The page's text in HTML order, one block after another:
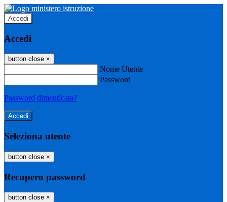
Accedi
Accedi
button close ×
Nome Utente
Password
Password dimenticata?
Seleziona utente
button close ×
Recupero password
button close ×